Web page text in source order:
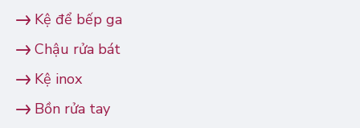
Kệ để bếp ga
Chậu rửa bát
Kệ inox
Bồn rửa tay